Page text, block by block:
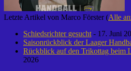
Letzte Artikel von Marco Förster(Alle
Schiedsrichter gesucht- 17. Juni
Saisonrückblick der Laager
Rückblick auf den Trikottag beim
2026